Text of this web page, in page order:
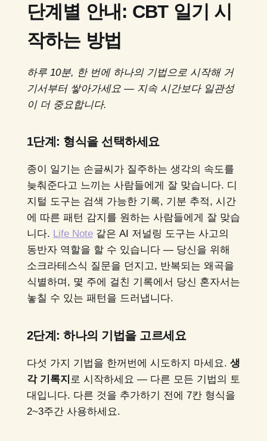
단계별 안내: CBT 일기 시
작하는 방법
하루 10분, 한 번에 하나의 기법으로 시작해 거
기서부터 쌓아가세요 — 지속 시간보다 일관성
이 더 중요합니다.
1단계: 형식을 선택하세요
종이 일기는 손글씨가 질주하는 생각의 속도를
늦춰준다고 느끼는 사람들에게 잘 맞습니다. 디
지털 도구는 검색 가능한 기록, 기분 추적, 시간
에 따른 패턴 감지를 원하는 사람들에게 잘 맞습
니다. Life Note같은 AI 저널링 도구는 사고의
동반자 역할을 할 수 있습니다 — 당신을 위해
소크라테스식 질문을 던지고, 반복되는 왜곡을
식별하며, 몇 주에 걸친 기록에서 당신 혼자서는
놓칠 수 있는 패턴을 드러냅니다.
2단계: 하나의 기법을 고르세요
다섯 가지 기법을 한꺼번에 시도하지 마세요. 생
각 기록지 로 시작하세요 — 다른 모든 기법의 토
대입니다. 다른 것을 추가하기 전에 7칸 형식을
2~3주간 사용하세요.